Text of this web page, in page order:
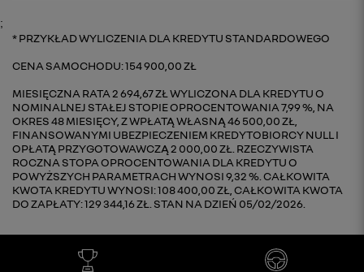
;
PRZYKŁAD WYLICZENIA DLA KREDYTU STANDARDOWEGO
CENA SAMOCHODU: 154 900,00 ZŁ
MIESIĘCZNA RATA 2 694,67 ZŁ WYLICZONA DLA KREDYTU O
NOMINALNEJ STAŁEJ STOPIE OPROCENTOWANIA 7,99 %, NA
OKRES 48 MIESIĘCY, Z WPŁATĄ WŁASNĄ 46 500,00 ZŁ,
FINANSOWANYMI UBEZPIECZENIEM KREDYTOBIORCY NULL I
OPŁATĄ PRZYGOTOWAWCZĄ 2 000,00 ZŁ. RZECZYWISTA
ROCZNA STOPA OPROCENTOWANIA DLA KREDYTU O
POWYŻSZYCH PARAMETRACH WYNOSI 9,32 %. CAŁKOWITA
KWOTA KREDYTU WYNOSI: 108 400,00 ZŁ, CAŁKOWITA KWOTA
DO ZAPŁATY: 129 344,16 ZŁ. STAN NA DZIEŃ 05/02/2026.